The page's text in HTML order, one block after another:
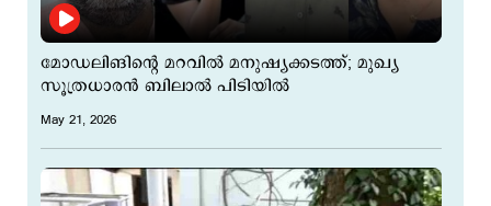
മോഡലിങിന്റെ മറവിൽ മനുഷ്യക്കടത്ത്; മുഖ്യ
സൂത്രധാരൻ ബിലാൽ പിടിയിൽ
May 21, 2026